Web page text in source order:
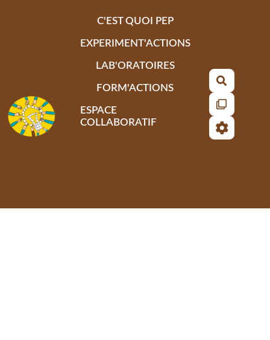
C'EST QUOI PEP
EXPERIMENT'ACTIONS
LAB'ORATOIRES
FORM'ACTIONS
ESPACE
COLLABORATIF